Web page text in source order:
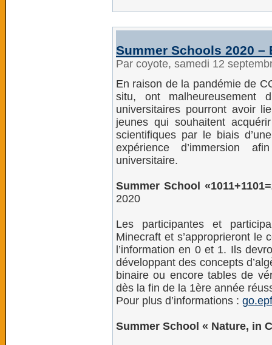
Summer Schools 2020 –
Par coyote, samedi 12
En raison de la pandémie de
situ, ont malheureusement
universitaires pourront avoir
jeunes qui souhaitent
scientifiques par le biais
expérience d’immersion
universitaire.
Summer School
2020
Les participantes et
Minecraft et s’approprieront le
l’information en 0 et 1. Ils
développant des concepts
binaire ou encore tables de
dès la fin de la 1ère année
Pour plus d’informations :
Summer School « Nature, in